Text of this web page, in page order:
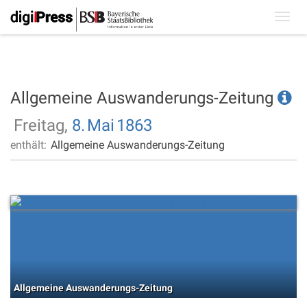
Allgemeine Auswanderungs-Zeitung
Freitag, 8. Mai 1863
enthält: Allgemeine Auswanderungs-Zeitung
Allgemeine Auswanderungs-Zeitung